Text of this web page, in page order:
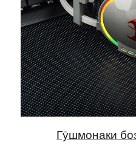
Гӯшмонаки